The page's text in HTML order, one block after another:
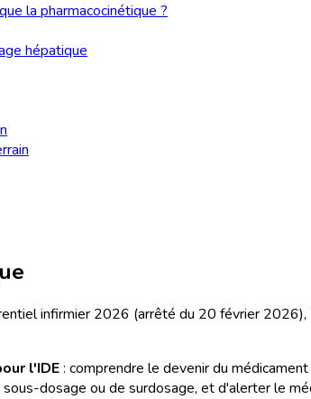
la pharmacocinétique ?
hépatique
infirmier 2026 (arrêté du 20 février 2026),
l'IDE: comprendre le devenir du
dosage ou de surdosage, et d'alerter le